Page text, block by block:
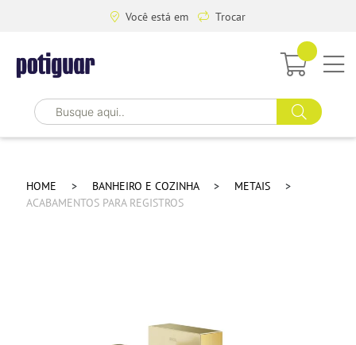
Você está em Trocar
HOME BANHEIRO E COZINHA
METAIS
ACABAMENTOS PARA REGISTROS